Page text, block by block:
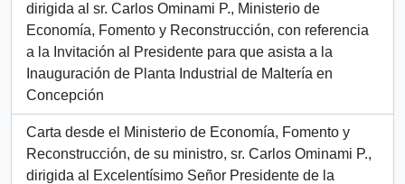
dirigida al sr. Carlos Ominami P., Ministerio de
Economía, Fomento y Reconstrucción, con referencia
a la Invitación al Presidente para que asista a la
Inauguración de Planta Industrial de Maltería en
Concepción
Carta desde el Ministerio de Economía, Fomento y
Reconstrucción, de su ministro, sr. Carlos Ominami P.,
dirigida al Excelentísimo Señor Presidente de la